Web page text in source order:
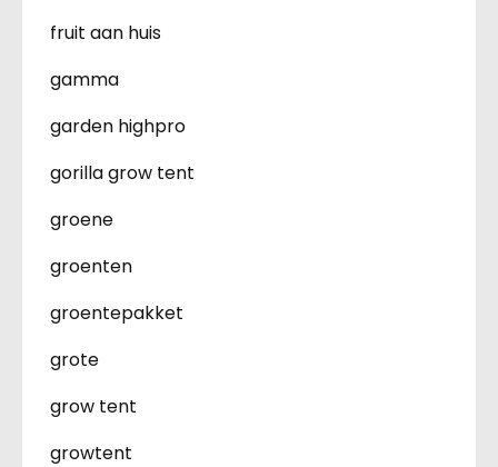
fruit aan huis
gamma
garden highpro
gorilla grow tent
groene
groenten
groentepakket
grote
grow tent
growtent